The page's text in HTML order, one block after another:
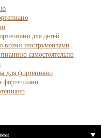
для детей
всеми инструментами
самостоятельно
для фортепиано
фортепиано